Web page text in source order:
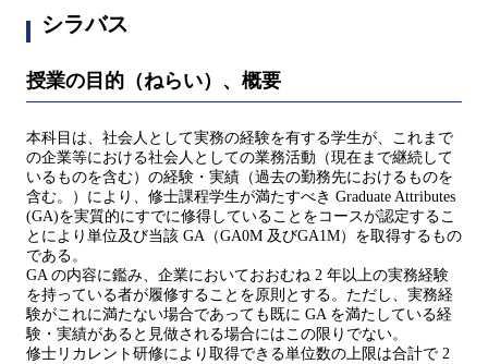
シラバス
授業の目的（ねらい）、概要
本科目は、社会人として実務の経験を有する学生が、これまで
の企業等における社会人としての業務活動（現在まで継続して
いるものを含む）の経験・実績（過去の勤務先におけるものを
含む。）により、修士課程学生が満たすべき Graduate Attributes
(GA)を実質的にすでに修得していることをコースが認定するこ
とにより単位及び当該 GA（GA0M 及びGA1M）を取得するもの
である。
GA の内容に鑑み、企業においておおむね 2 年以上の実務経験
を持っている者が履修することを原則とする。ただし、実務経
験がこれに満たない場合であっても既に GA を満たしている経
験・実績があると見做される場合にはこの限りでない。
修士リカレント研修により取得できる単位数の上限は合計で 2